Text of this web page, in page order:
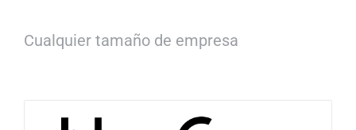
Cualquier tamaño de empresa